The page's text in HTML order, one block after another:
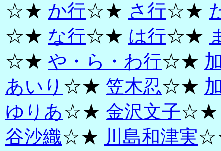
☆★ か行☆★ さ行☆★
☆★ な行☆★ は行☆★
☆★ や・ら・わ行☆★
あいり ☆★ 笠木忍☆★
ゆりあ☆★ 金沢文子
谷沙織☆★ 川島和津実